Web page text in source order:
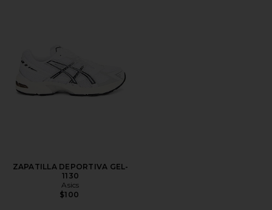
ZAPATILLA DEPORTIVA GEL-
1130
Asics
$100